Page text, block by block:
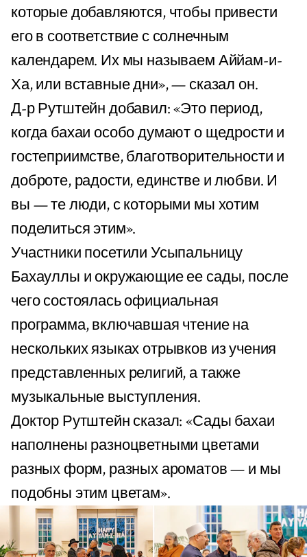
которые добавляются, чтобы привести
его в соответствие с солнечным
календарем. Их мы называем Аййам-и-
Ха, или вставные дни», — сказал он.
Д-р Рутштейн добавил: «Это период,
когда бахаи особо думают о щедрости и
гостеприимстве, благотворительности и
доброте, радости, единстве и любви. И
вы — те люди, с которыми мы хотим
поделиться этим».
Участники посетили Усыпальницу
Бахауллы и окружающие ее сады, после
чего состоялась официальная
программа, включавшая чтение на
нескольких языках отрывков из учения
представленных религий, а также
музыкальные выступления.
Доктор Рутштейн сказал: «Сады бахаи
наполнены разноцветными цветами
разных форм, разных ароматов — и мы
подобны этим цветам».